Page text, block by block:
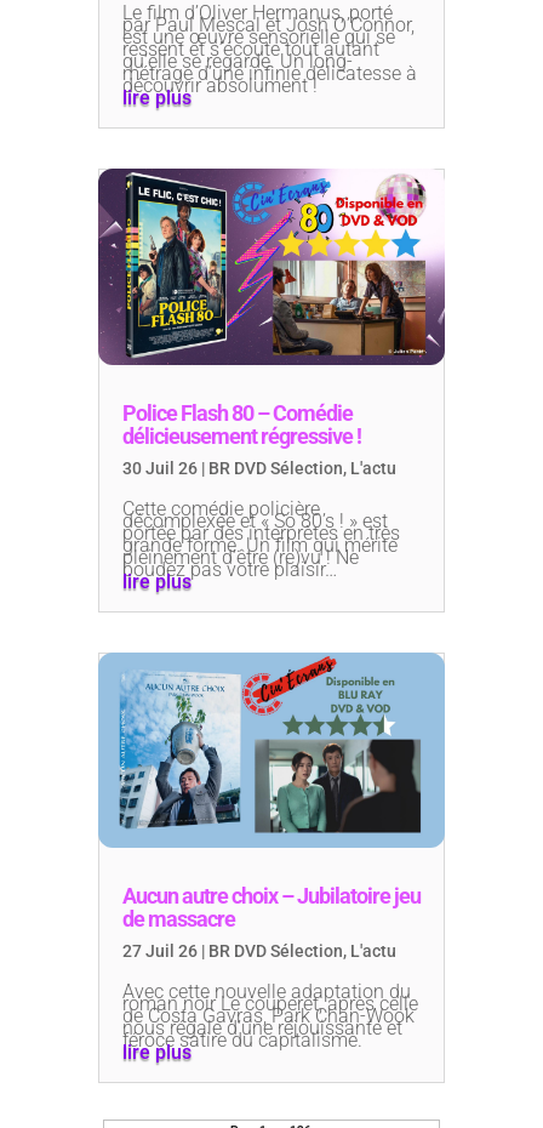
Le film d’Oliver Hermanus, porté
par Paul Mescal et Josh O’Connor,
est une œuvre sensorielle qui se
ressent et s’écoute tout autant
qu’elle se regarde. Un long-
métrage d’une infinie délicatesse à
découvrir absolument !
lire plus
Police Flash 80 – Comédie
délicieusement régressive !
30 Juil 26| BR DVD Sélection, L'actu
Cette comédie policière
décomplexée et « So 80’s ! » est
portée par des interprètes en très
grande forme. Un film qui mérite
pleinement d’être (re)vu ! Ne
boudez pas votre plaisir…
lire plus
Aucun autre choix – Jubilatoire jeu
de massacre
27 Juil 26| BR DVD Sélection, L'actu
Avec cette nouvelle adaptation du
roman noir Le couperet, après celle
de Costa Gavras, Park Chan-Wook
nous régale d’une réjouissante et
féroce satire du capitalisme.
lire plus